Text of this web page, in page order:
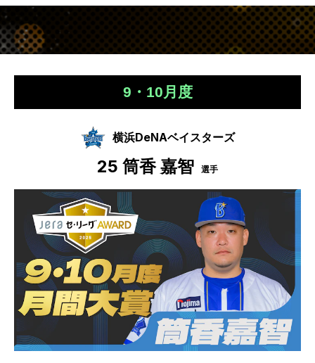
9・10月度
横浜DeNAベイスターズ
25 筒香 嘉智 選手